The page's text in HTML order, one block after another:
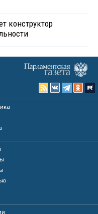
конструктор